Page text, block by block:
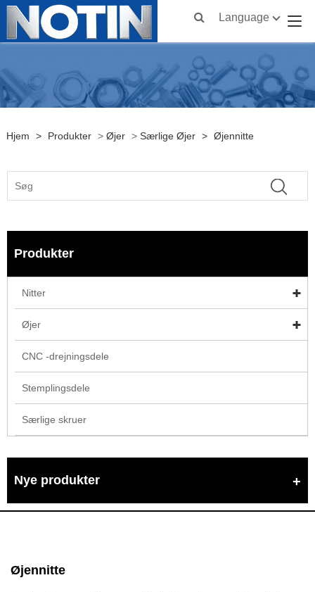
Language
Hjem > Produkter > Øjer > Særlige Øjer > Øjennitte
Produkter
Nitter
Øjer
CNC -drejningsdele
Stemplingsdele
Særlige skruer
Nye produkter
Øjennitte